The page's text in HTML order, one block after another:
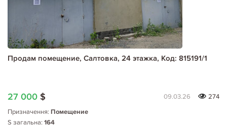
Продам помещение, Салтовка, 24 этажка, Код: 815191/1
27 000 $ 09.03.26
274
Призначення: Помещение
S загальна: 164